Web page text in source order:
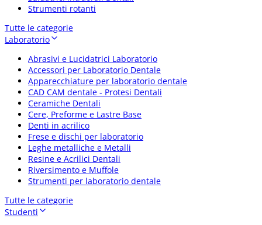
Strumenti rotanti
Tutte le categorie
Laboratorio
Abrasivi e Lucidatrici Laboratorio
Accessori per Laboratorio Dentale
Apparecchiature per laboratorio dentale
CAD CAM dentale - Protesi Dentali
Ceramiche Dentali
Cere, Preforme e Lastre Base
Denti in acrilico
Frese e dischi per laboratorio
Leghe metalliche e Metalli
Resine e Acrilici Dentali
Riversimento e Muffole
Strumenti per laboratorio dentale
Tutte le categorie
Studenti